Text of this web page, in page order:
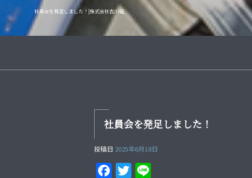
社員会を発足しました！|株式会社吉川組
社員会を発足しました！
投稿日 2025年6月18日
F T